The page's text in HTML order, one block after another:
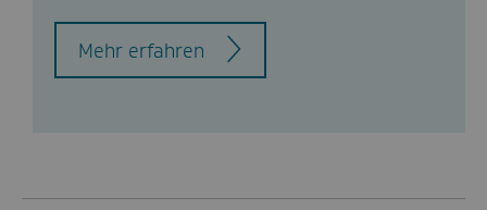
Mehr erfahren